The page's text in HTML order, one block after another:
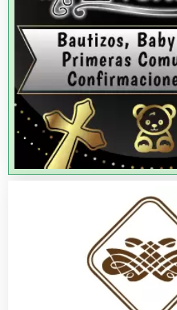
Agricultores
Agricultura y Ganadería
Agua Purificada
Aire Acondicionado
Albercas